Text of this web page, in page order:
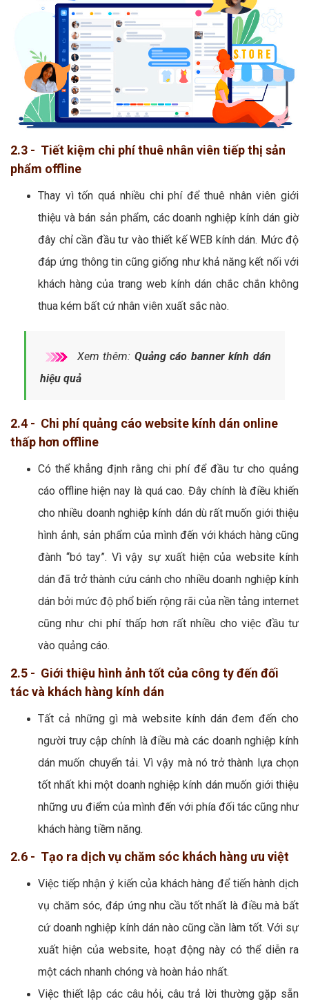
2.3 - Tiết kiệm chi phí thuê nhân viên tiếp thị sản
phẩm offline
Thay vì tốn quá nhiều chi phí để thuê nhân viên giới
thiệu và bán sản phẩm, các doanh nghiệp kính dán giờ
đây chỉ cần đầu tư vào thiết kế WEB kính dán. Mức độ
đáp ứng thông tin cũng giống như khả năng kết nối với
khách hàng của trang web kính dán chắc chắn không
thua kém bất cứ nhân viên xuất sắc nào.
Xem thêm: Quảng cáo banner kính dán
hiệu quả
2.4 - Chi phí quảng cáo website kính dán online
thấp hơn offline
Có thể khẳng định rằng chi phí để đầu tư cho quảng
cáo offline hiện nay là quá cao. Đây chính là điều khiến
cho nhiều doanh nghiệp kính dán dù rất muốn giới thiệu
hình ảnh, sản phẩm của mình đến với khách hàng cũng
đành “bó tay”. Vì vậy sự xuất hiện của website kính
dán đã trở thành cứu cánh cho nhiều doanh nghiệp kính
dán bởi mức độ phổ biến rộng rãi của nền tảng internet
cũng như chi phí thấp hơn rất nhiều cho việc đầu tư
vào quảng cáo.
2.5 - Giới thiệu hình ảnh tốt của công ty đến đối
tác và khách hàng kính dán
Tất cả những gì mà website kính dán đem đến cho
người truy cập chính là điều mà các doanh nghiệp kính
dán muốn chuyển tải. Vì vậy mà nó trở thành lựa chọn
tốt nhất khi một doanh nghiệp kính dán muốn giới thiệu
những ưu điểm của mình đến với phía đối tác cũng như
khách hàng tiềm năng.
2.6 - Tạo ra dịch vụ chăm sóc khách hàng ưu việt
Việc tiếp nhận ý kiến của khách hàng để tiến hành dịch
vụ chăm sóc, đáp ứng nhu cầu tốt nhất là điều mà bất
cứ doanh nghiệp kính dán nào cũng cần làm tốt. Với sự
xuất hiện của website, hoạt động này có thể diễn ra
một cách nhanh chóng và hoàn hảo nhất.
Việc thiết lập các câu hỏi, câu trả lời thường gặp sẵn